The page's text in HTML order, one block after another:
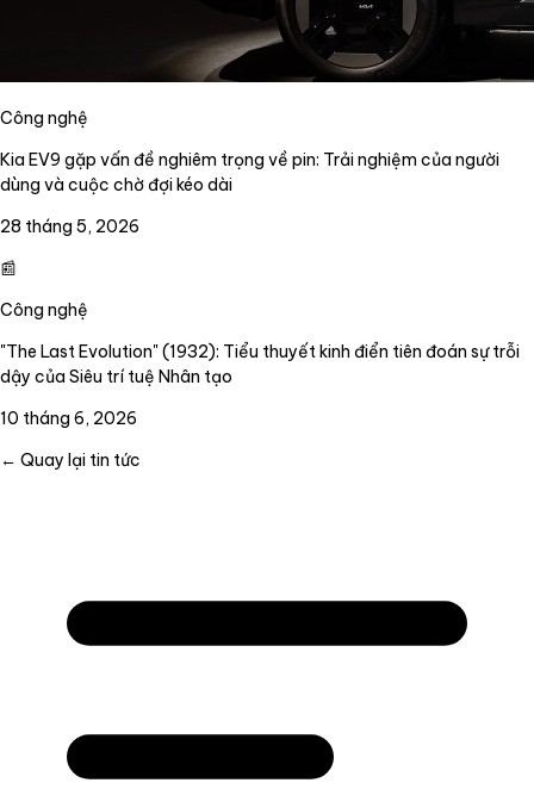
Công nghệ
Kia EV9 gặp vấn đề nghiêm trọng về pin: Trải nghiệm của người
dùng và cuộc chờ đợi kéo dài
28 tháng 5, 2026
📰
Công nghệ
"The Last Evolution" (1932): Tiểu thuyết kinh điển tiên đoán sự trỗi
dậy của Siêu trí tuệ Nhân tạo
10 tháng 6, 2026
← Quay lại tin tức